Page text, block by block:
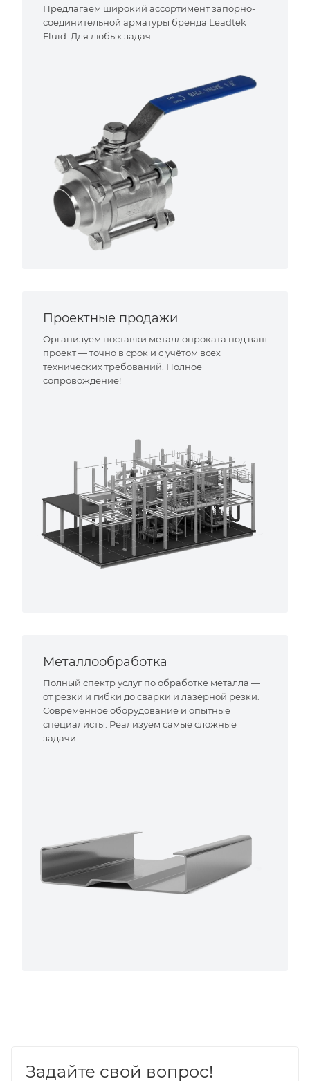
Предлагаем широкий ассортимент запорно-
соединительной арматуры бренда Leadtek
Fluid. Для любых задач.
Проектные продажи
Организуем поставки металлопроката под ваш
проект — точно в срок и с учётом всех
технических требований. Полное
сопровождение!
Металлообработка
Полный спектр услуг по обработке металла —
от резки и гибки до сварки и лазерной резки.
Современное оборудование и опытные
специалисты. Реализуем самые сложные
задачи.
Задайте свой вопрос!